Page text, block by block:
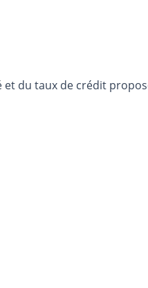
du taux de crédit